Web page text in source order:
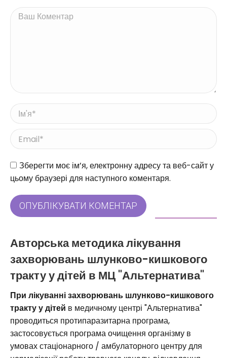
Ваш Коментар
Ім'я *
Email *
Веб-сайт
Зберегти моє ім’я, електронну адресу та веб-сайт у
цьому браузері для наступного коментаря.
ОПУБЛІКУВАТИ КОМЕНТАР
Авторська методика лікування
захворювань шлунково-кишкового
тракту у дітей в МЦ "Альтернатива"
При лікуванні захворювань шлунково-кишкового
тракту у дітей в медичному центрі "Альтернатива"
проводиться протипаразитарна програма,
застосовується програма очищення організму в
умовах стаціонарного / амбулаторного центру для